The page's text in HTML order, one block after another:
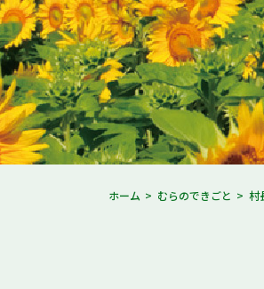
ホーム むらのできごと 村